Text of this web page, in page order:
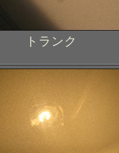
トランク